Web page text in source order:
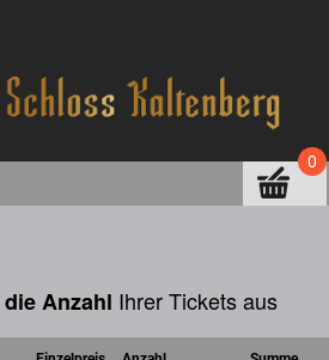
0
die Anzahl Ihrer Tickets aus